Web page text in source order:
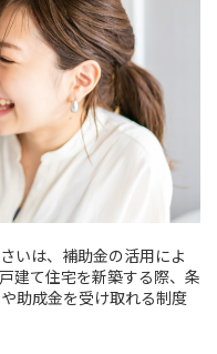
いは、補助金の活用によ
建て住宅を新築する際、条
助成金を受け取れる制度